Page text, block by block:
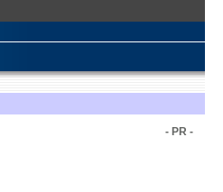
- PR -